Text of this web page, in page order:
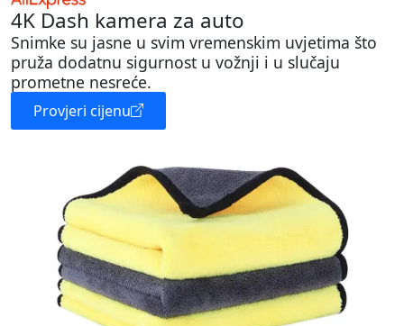
4K Dash kamera za auto
Snimke su jasne u svim vremenskim uvjetima što
pruža dodatnu sigurnost u vožnji i u slučaju
prometne nesreće.
Provjeri cijenu